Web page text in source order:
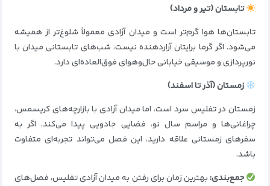
تابستان (تیر و مرداد)
تابستان‌ها هوا گرم‌تر است و میدان آزادی معمولاً شلوغ‌تر از همیشه
می‌شود. اگر گرما برایتان آزاردهنده نیست، شب‌های تابستانی میدان با
نورپردازی و موسیقی خیابانی حال‌وهوای فوق‌العاده‌ای دارد.
زمستان (آذر تا اسفند)
زمستان در تفلیس سرد است، اما میدان آزادی با بازارچه‌های کریسمس،
چراغانی‌ها و مراسم سال نو، فضایی جادویی پیدا می‌کند. اگر به
سفرهای زمستانی علاقه دارید، این فصل می‌تواند تجربه‌ای متفاوت
باشد.
جمع‌بندی:بهترین زمان برای رفتن به میدان آزادی تفلیس، فصل‌های